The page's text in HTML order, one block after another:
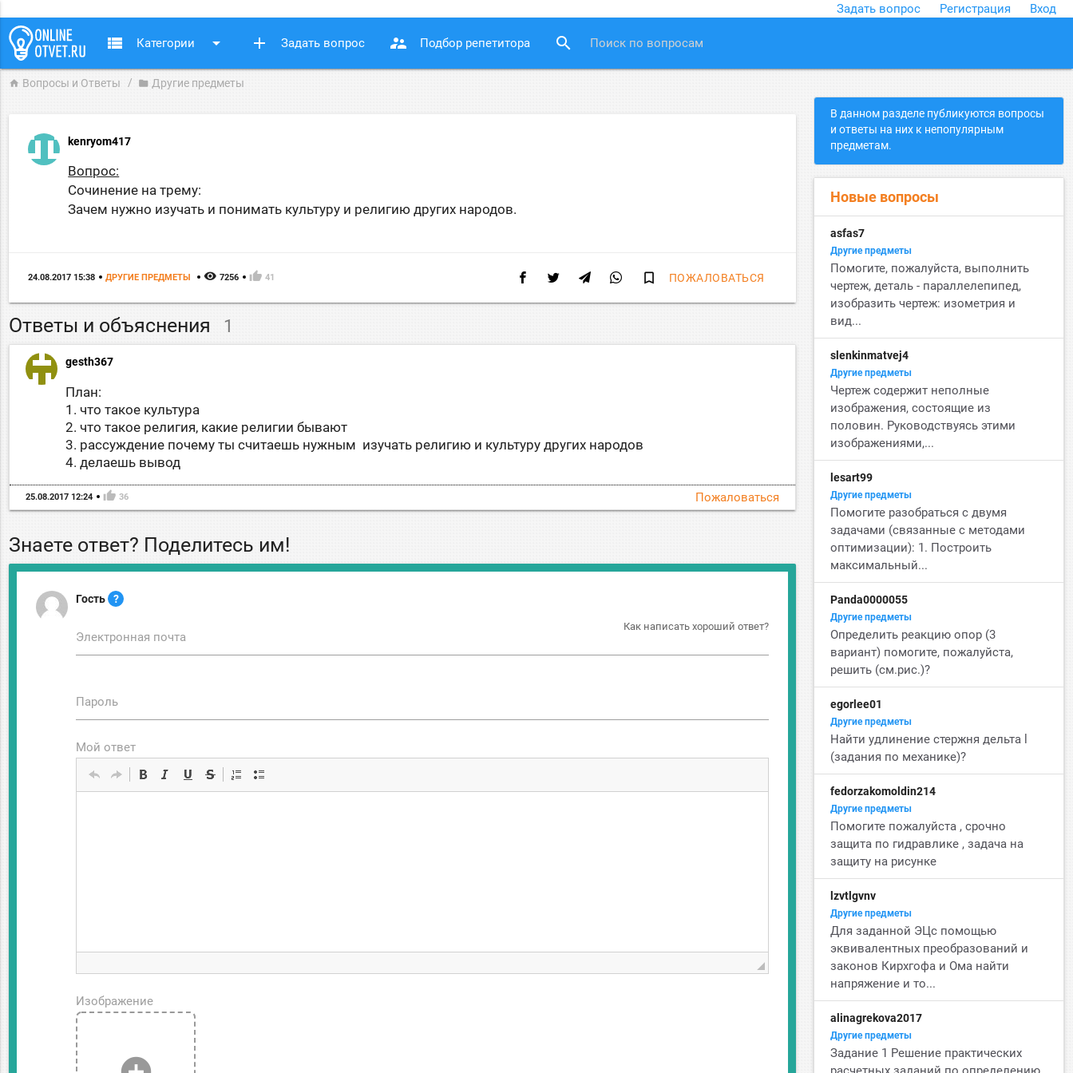
Задать вопрос Регистрация Вход
view_list Категории arrow_drop_down add Задать вопрос supervisor_account Подбор репетитора search
home Вопросы и Ответы folder Другие предметы
kenryom417
Вопрос:
Сочинение на трему:
Зачем нужно изучать и понимать культуру и религию других народов.
ПОЖАЛОВАТЬСЯ
bookmark_border
24.08.2017 15:38 ДРУГИЕ ПРЕДМЕТЫ remove_red_eye 7256 thumb_up 41
Ответы и объяснения 1
gesth367
План:
1. что такое культура
2. что такое религия, какие религии бывают
3. рассуждение почему ты считаешь нужным изучать религию и культуру других народов
4. делаешь вывод
Пожаловаться
25.08.2017 12:24 thumb_up 36
Знаете ответ? Поделитесь им!
Гость ?
Как написать хороший ответ?
Электронная почта
Пароль
Мой ответ
Изображение
В данном разделе публикуются вопросы
и ответы на них к непопулярным
предметам.
Новые вопросы
asfas7
Другие предметы
Помогите, пожалуйста, выполнить
чертеж, деталь - параллелепипед,
изобразить чертеж: изометрия и
вид...
slenkinmatvej4
Другие предметы
Чертеж содержит неполные
изображения, состоящие из
половин. Руководствуясь этими
изображениями,...
lesart99
Другие предметы
Помогите разобраться с двумя
задачами (связанные с методами
оптимизации): 1. Построить
максимальный...
Panda0000055
Другие предметы
Определить реакцию опор (3
вариант) помогите, пожалуйста,
решить (см.рис.)?
egorlee01
Другие предметы
Найти удлинение стержня дельта l
(задания по механике)?
fedorzakomoldin214
Другие предметы
Помогите пожалуйста , срочно
защита по гидравлике , задача на
защиту на рисунке
lzvtlgvnv
Другие предметы
Для заданной ЭЦс помощью
эквивалентных преобразований и
законов Кирхгофа и Ома найти
напряжение и то...
alinagrekova2017
Другие предметы
Задание 1 Решение практических